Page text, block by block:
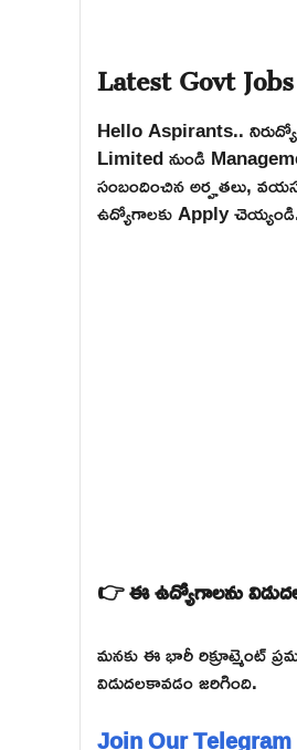
Latest Govt
Hello Aspirants..
Limited నుండి
సంబందించిన అర్హతలు,
ఉద్యోగాలకు Apply
👉 ఈ ఉద్యోగాలను
మనకు ఈ భారీ రిక్రూట్మెంట్
విడుదలకావడం జరిగింది.
Join Our